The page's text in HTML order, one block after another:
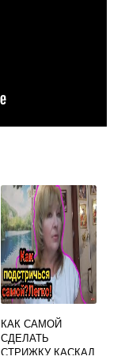
КАК САМОЙ
СДЕЛАТЬ
СТРИЖКУ КАСКАД